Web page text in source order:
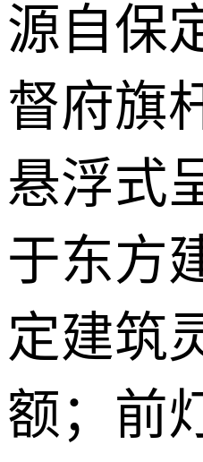
源自保
督府旗
悬浮式
于东方
定建筑
额；前